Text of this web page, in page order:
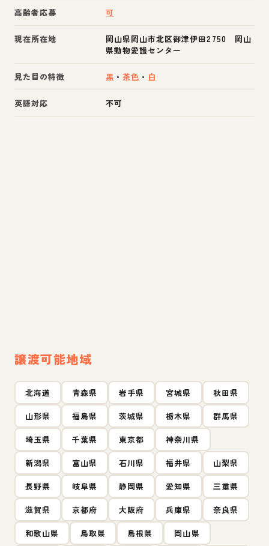
高齢者応募 可
現在所在地
岡山県岡山市北区御津伊田2750 岡山
県動物愛護センター
見た目の特徴 黒 ・茶色 ・ 白
英語対応 不可
譲渡可能地域
北海道 青森県 岩手県 宮城県 秋田県
山形県 福島県 茨城県 栃木県 群馬県
埼玉県 千葉県 東京都 神奈川県
新潟県 富山県 石川県 福井県 山梨県
長野県 岐阜県 静岡県 愛知県 三重県
滋賀県 京都府 大阪府 兵庫県 奈良県
和歌山県 鳥取県 島根県 岡山県